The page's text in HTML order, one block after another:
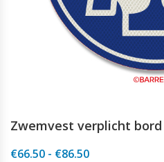
Zwemvest verplicht bord
€66.50 - €86.50Prijsklasse: